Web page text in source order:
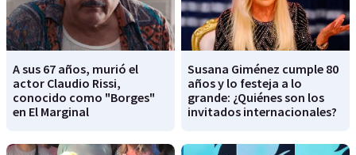
A sus 67 años, murió el
actor Claudio Rissi,
conocido como "Borges"
en El Marginal
Susana Giménez cumple 80
años y lo festeja a lo
grande: ¿Quiénes son los
invitados internacionales?